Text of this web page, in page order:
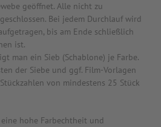
geöffnet. Alle nicht zu
Bei jedem Durchlauf wird
bis am Ende schließlich
ist.
man ein Sieb (Schablone) je Farbe.
der Siebe und ggf. Film-Vorlagen
von mindestens 25 Stück
hohe Farbechtheit und